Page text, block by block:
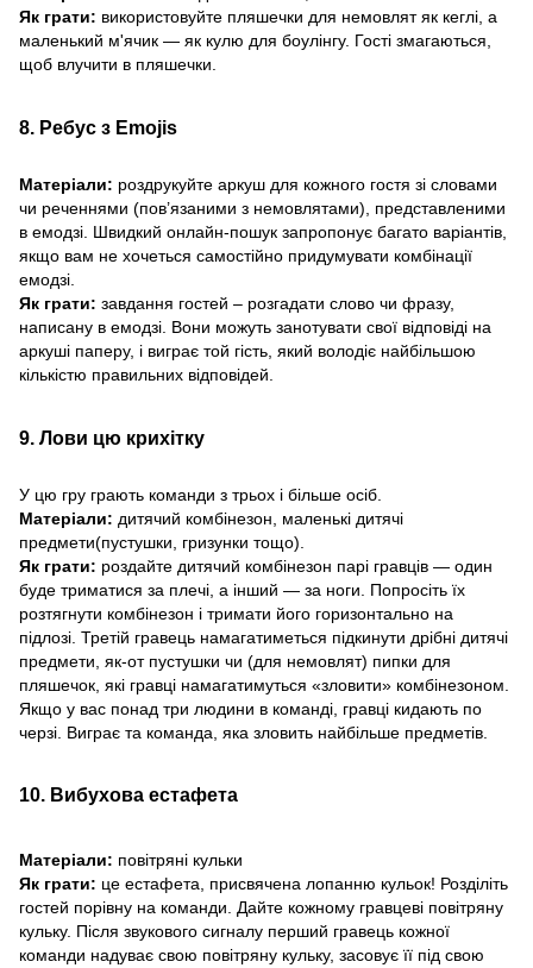
Як грати: використовуйте пляшечки для немовлят як кеглі, а
маленький м'ячик — як кулю для боулінгу. Гості змагаються,
щоб влучити в пляшечки.
8. Ребус з Emojis
Матеріали: роздрукуйте аркуш для кожного гостя зі словами
чи реченнями (пов’язаними з немовлятами), представленими
в емодзі. Швидкий онлайн-пошук запропонує багато варіантів,
якщо вам не хочеться самостійно придумувати комбінації
емодзі.
Як грати: завдання гостей – розгадати слово чи фразу,
написану в емодзі. Вони можуть занотувати свої відповіді на
аркуші паперу, і виграє той гість, який володіє найбільшою
кількістю правильних відповідей.
9. Лови цю крихітку
У цю гру грають команди з трьох і більше осіб.
Матеріали: дитячий комбінезон, маленькі дитячі
предмети(пустушки, гризунки тощо).
Як грати: роздайте дитячий комбінезон парі гравців — один
буде триматися за плечі, а інший — за ноги. Попросіть їх
розтягнути комбінезон і тримати його горизонтально на
підлозі. Третій гравець намагатиметься підкинути дрібні дитячі
предмети, як-от пустушки чи (для немовлят) пипки для
пляшечок, які гравці намагатимуться «зловити» комбінезоном.
Якщо у вас понад три людини в команді, гравці кидають по
черзі. Виграє та команда, яка зловить найбільше предметів.
10. Вибухова естафета
Матеріали: повітряні кульки
Як грати: це естафета, присвячена лопанню кульок! Розділіть
гостей порівну на команди. Дайте кожному гравцеві повітряну
кульку. Після звукового сигналу перший гравець кожної
команди надуває свою повітряну кульку, засовує її під свою